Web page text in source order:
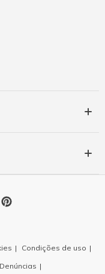
Condições de uso